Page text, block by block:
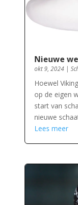
Nieuwe
okt 9, 2024|
Hoewel
op de eigen
start van
nieuwe
Lees meer